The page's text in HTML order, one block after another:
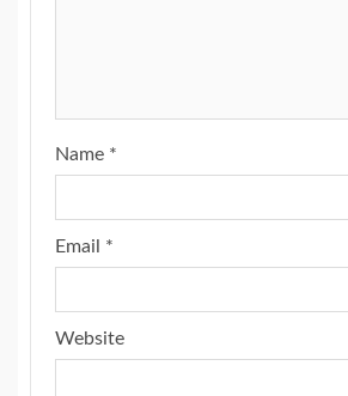
Name *
Email *
Website